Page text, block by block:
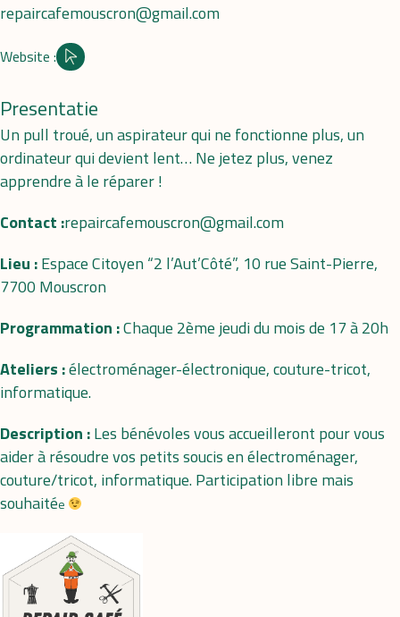
repaircafemouscron@gmail.com
Website :
Site internet
Presentatie
Un pull troué, un aspirateur qui ne fonctionne plus, un
ordinateur qui devient lent… Ne jetez plus, venez
apprendre à le réparer !
Contact :repaircafemouscron@gmail.com
Lieu :Espace Citoyen “2 l’Aut’Côté”, 10 rue Saint-Pierre,
7700 Mouscron
Programmation :Chaque 2ème jeudi du mois de 17 à 20h
Ateliers :électroménager-électronique, couture-tricot,
informatique.
Description :Les bénévoles vous accueilleront pour vous
aider à résoudre vos petits soucis en électroménager,
couture/tricot, informatique. Participation libre mais
souhaitée